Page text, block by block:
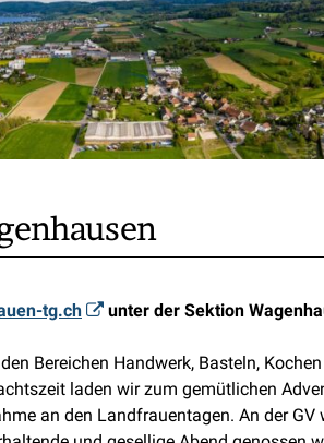
tg.ch unter der Sektion
Bereichen Handwerk, Basteln,
laden wir zum gemütlichen
an den Landfrauentagen. An der